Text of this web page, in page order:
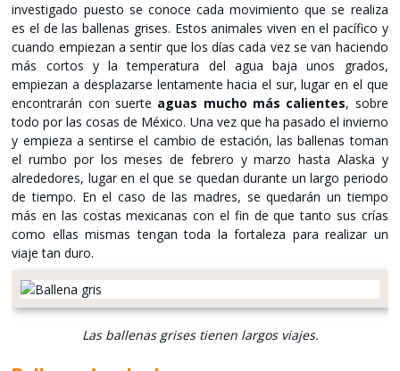
investigado puesto se conoce cada movimiento que se realiza
es el de las ballenas grises. Estos animales viven en el pacífico y
cuando empiezan a sentir que los días cada vez se van haciendo
más cortos y la temperatura del agua baja unos grados,
empiezan a desplazarse lentamente hacia el sur, lugar en el que
encontrarán con suerte aguas mucho más calientes, sobre
todo por las cosas de México. Una vez que ha pasado el invierno
y empieza a sentirse el cambio de estación, las ballenas toman
el rumbo por los meses de febrero y marzo hasta Alaska y
alrededores, lugar en el que se quedan durante un largo periodo
de tiempo. En el caso de las madres, se quedarán un tiempo
más en las costas mexicanas con el fin de que tanto sus crías
como ellas mismas tengan toda la fortaleza para realizar un
viaje tan duro.
Las ballenas grises tienen largos viajes.